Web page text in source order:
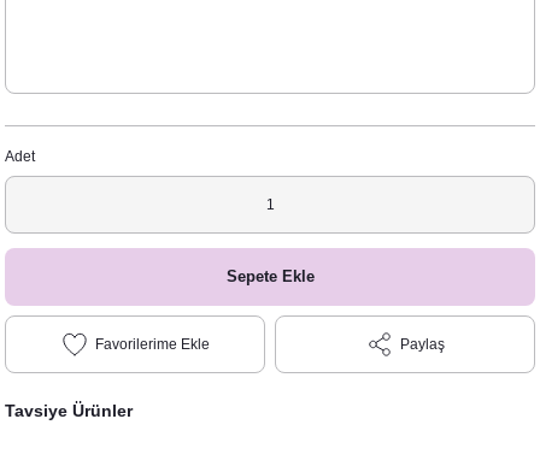
Adet
Sepete Ekle
Paylaş
Tavsiye Ürünler